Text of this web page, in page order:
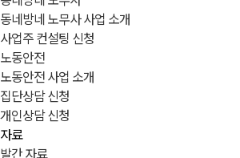
동네방네 노무사 사업 소개
사업주 컨설팅 신청
노동안전
노동안전 사업 소개
집단상담 신청
개인상담 신청
자료
발간 자료